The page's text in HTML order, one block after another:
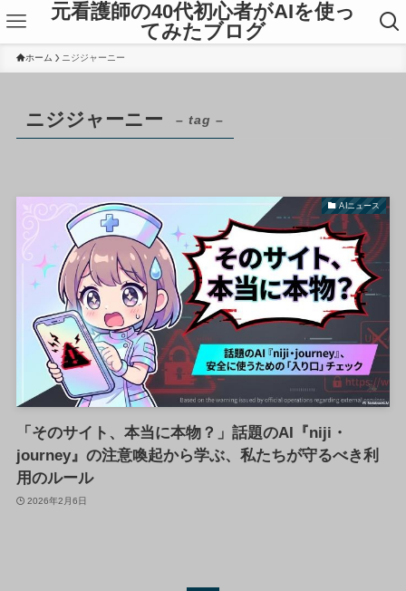
元看護師の40代初心者がAIを使っ
てみたブログ
ホーム ニジジャーニー
ニジジャーニー – tag –
AIニュース
「そのサイト、本当に本物？」話題のAI『niji・
journey』の注意喚起から学ぶ、私たちが守るべき利
用のルール
2026年2月6日